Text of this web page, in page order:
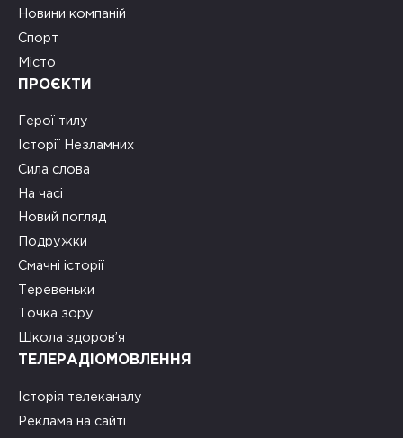
Новини компаній
Спорт
Місто
ПРОЄКТИ
Герої тилу
Історії Незламних
Сила слова
На часі
Новий погляд
Подружки
Смачні історії
Теревеньки
Точка зору
Школа здоров’я
ТЕЛЕРАДІОМОВЛЕННЯ
Історія телеканалу
Реклама на сайті